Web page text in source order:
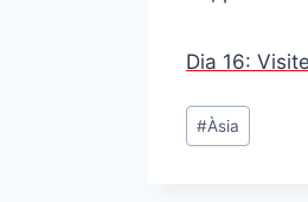
Dia 16:
Etiquetes
d'entrada
#Àsia